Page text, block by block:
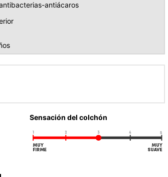
antiácaros
Sensación del colchón